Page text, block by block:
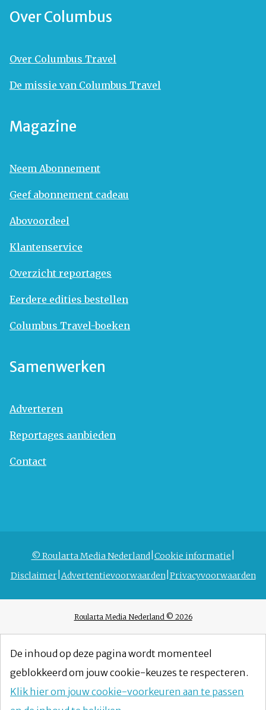
Over Columbus
Over Columbus Travel
De missie van Columbus Travel
Magazine
Neem Abonnement
Geef abonnement cadeau
Abovoordeel
Klantenservice
Overzicht reportages
Eerdere edities bestellen
Columbus Travel-boeken
Samenwerken
Adverteren
Reportages aanbieden
Contact
© Roularta Media Nederland Cookie informatie
Disclaimer Advertentievoorwaarden Privacyvoorwaarden
Roularta Media Nederland © 2026
De inhoud op deze pagina wordt momenteel
geblokkeerd om jouw cookie-keuzes te respecteren.
Klik hier om jouw cookie-voorkeuren aan te passen